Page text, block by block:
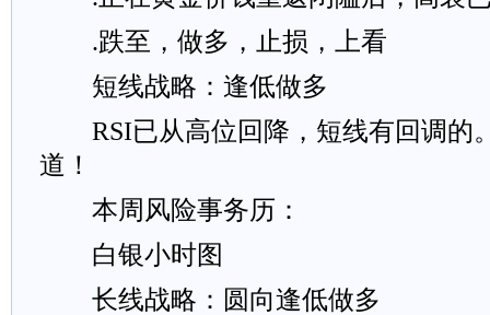
.跌至，做多，止损，上看
短线战略：逢低做多
RSI已从高位回降，短线有回调的
道！
本周风险事务历：
白银小时图
长线战略：圆向逢低做多